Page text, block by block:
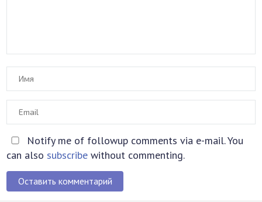
Notify me of followup comments via e-mail. You
can also subscribe without commenting.
Оставить комментарий